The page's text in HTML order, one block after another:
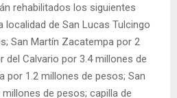
rehabilitados los siguientes
localidad de San Lucas Tulcingo
San Martín Zacatempa por 2
del Calvario por 3.4 millones de
por 1.2 millones de pesos; San
de pesos; capilla de